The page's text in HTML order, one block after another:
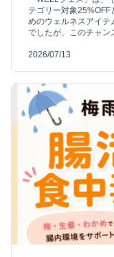
テゴリー対象
めのウェルネスアイテ
でしたが、このチャン
2026/07/13